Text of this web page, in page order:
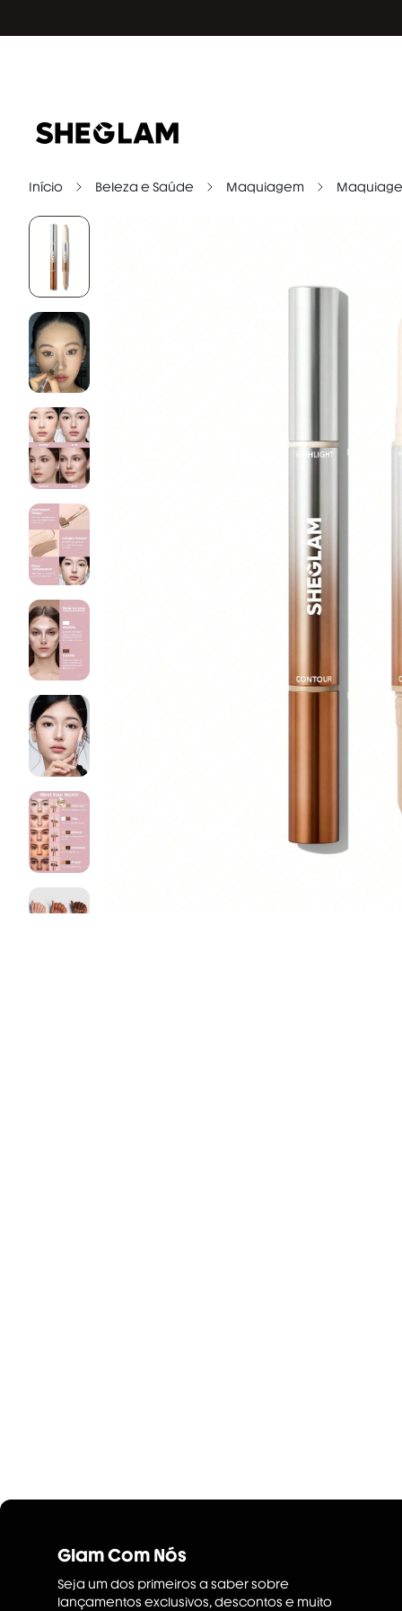
Início Beleza e Saúde Maquiagem
Glam Com Nós
Seja um dos primeiros a saber sobre
lançamentos exclusivos, descontos e muito